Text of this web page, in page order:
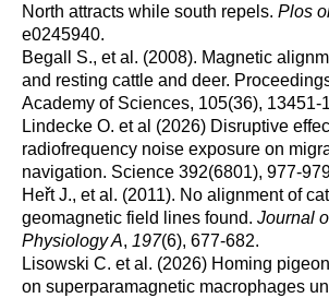
North attracts while south repels. Plos
e0245940.
Begall S., et al. (2008). Magnetic
and resting cattle and deer.
Academy of Sciences, 105(36), 13451-
Lindecke O. et al (2026) Disruptive
radiofrequency noise exposure on
navigation. Science 392(6801), 977-
Heřt J., et al. (2011). No alignment of
geomagnetic field lines found. Journal
Physiology A, 197(6), 677-682.
Lisowski C. et al. (2026) Homing
on superparamagnetic macrophages